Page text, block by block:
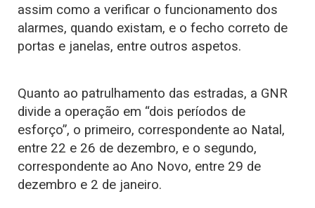
assim como a verificar o funcionamento dos
alarmes, quando existam, e o fecho correto de
portas e janelas, entre outros aspetos.
Quanto ao patrulhamento das estradas, a GNR
divide a operação em “dois períodos de
esforço”, o primeiro, correspondente ao Natal,
entre 22 e 26 de dezembro, e o segundo,
correspondente ao Ano Novo, entre 29 de
dezembro e 2 de janeiro.